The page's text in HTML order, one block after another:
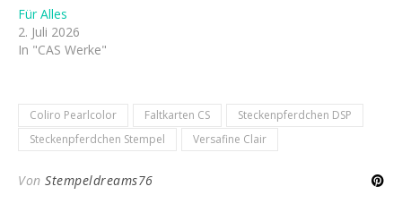
Für Alles
2. Juli 2026
In "CAS Werke"
Coliro Pearlcolor Faltkarten CS
Steckenpferdchen DSP
Steckenpferdchen Stempel
Versafine Clair
Von Stempeldreams76